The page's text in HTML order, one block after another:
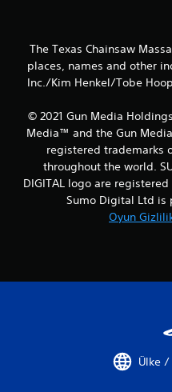
The Texas Chainsaw
places, names and other
Inc./Kim Henkel/Tobe
© 2021 Gun Media
Media™ and the Gun
registered trademarks
throughout the world.
DIGITAL logo are
Sumo Digital Ltd is
Oyun
Ülke